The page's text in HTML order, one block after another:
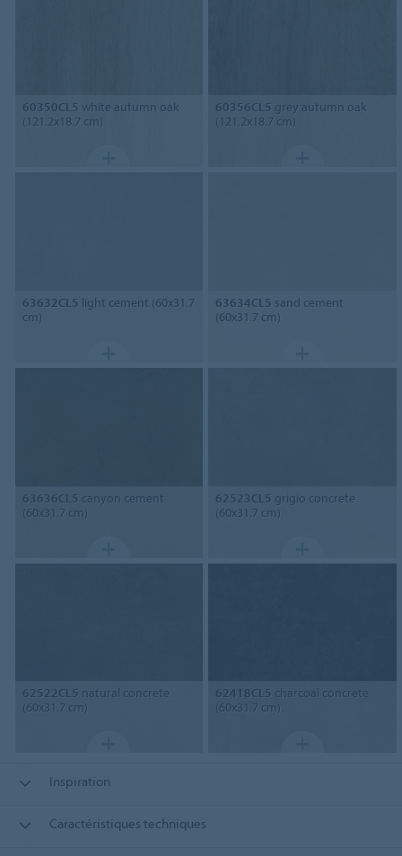
60350CL5 white autumn oak
(121.2x18.7 cm)
60356CL5 grey autumn oak
(121.2x18.7 cm)
63632CL5 light cement (60x31.7
cm)
63634CL5 sand cement
(60x31.7 cm)
63636CL5 canyon cement
(60x31.7 cm)
62523CL5 grigio concrete
(60x31.7 cm)
62522CL5 natural concrete
(60x31.7 cm)
62418CL5 charcoal concrete
(60x31.7 cm)
Inspiration
Caractéristiques techniques